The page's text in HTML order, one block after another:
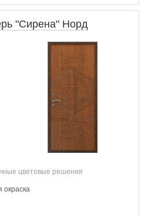
"Сирена" Норд
цветовые решения
окраска